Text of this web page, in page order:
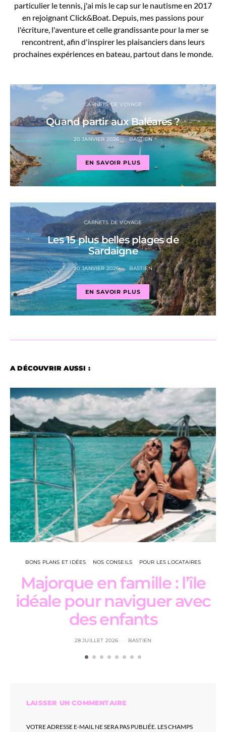
particulier le tennis, j'ai mis le cap sur le nautisme en 2017
en rejoignant Click&Boat. Depuis, mes passions pour
l'écriture, l'aventure et celle grandissante pour la mer se
rencontrent, afin d'inspirer les plaisanciers dans leurs
prochaines expériences en bateau, partout dans le monde.
CARNETS DE VOYAGE
Quand partir aux Baléares ?
20 JANVIER 2026 BASTIEN
EN SAVOIR PLUS
CARNETS DE VOYAGE
Les 15 plus belles plages de
Sardaigne
20 JANVIER 2026 BASTIEN
EN SAVOIR PLUS
A DÉCOUVRIR AUSSI :
BONS PLANS ET IDÉES NOS CONSEILS POUR LES LOCATAIRES
Majorque en famille : l’île
idéale pour naviguer avec
des enfants
28 JUILLET 2026 BASTIEN
LAISSER UN COMMENTAIRE
VOTRE ADRESSE E-MAIL NE SERA PAS PUBLIÉE. LES CHAMPS